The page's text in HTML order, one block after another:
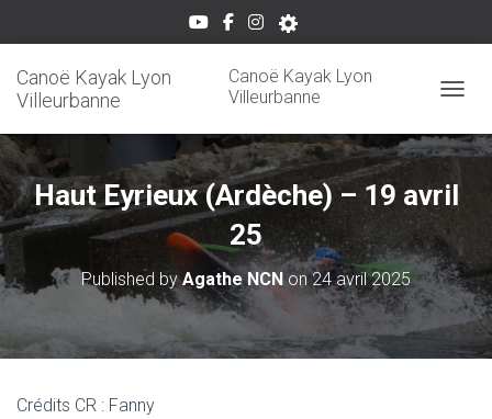
Canoë Kayak Lyon
Villeurbanne
Canoë Kayak Lyon
Villeurbanne
Haut Eyrieux (Ardèche) – 19 avril
25
Published byAgathe NCNon24 avril 2025
Crédits CR : Fanny